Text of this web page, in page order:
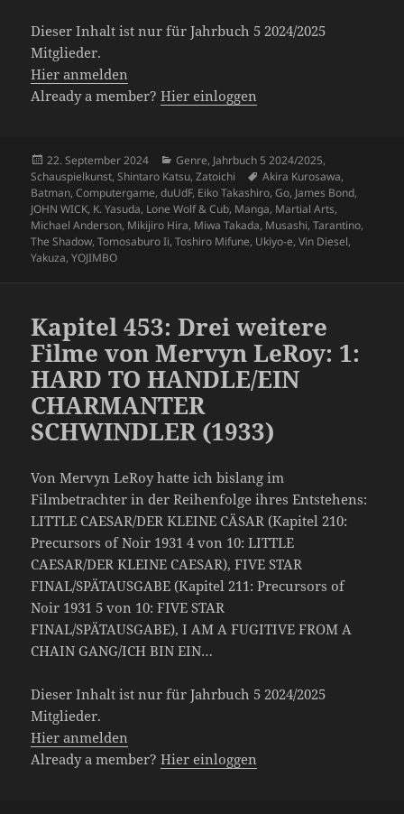
Dieser Inhalt ist nur für Jahrbuch 5 2024/2025
Mitglieder.
Hier anmelden
Already a member?Hier einloggen
Veröffentlicht
am
22. September 2024 Kategorien
Genre, Jahrbuch 5 2024/2025,
Schauspielkunst,Shintaro Katsu,Zatoichi Schlagwörter
Akira Kurosawa,
Batman,Computergame,duUdF, Eiko Takashiro,Go, James Bond,
JOHN WICK, K. Yasuda, Lone Wolf & Cub, Manga, Martial Arts,
Michael Anderson, Mikijiro Hira, Miwa Takada, Musashi,Tarantino,
The Shadow,Tomosaburo Ii,Toshiro Mifune, Ukiyo-e,Vin Diesel,
Yakuza,YOJIMBO
Kapitel 453: Drei weitere
Filme von Mervyn LeRoy: 1:
HARD TO HANDLE/EIN
CHARMANTER
SCHWINDLER (1933)
Von Mervyn LeRoy hatte ich bislang im
Filmbetrachter in der Reihenfolge ihres Entstehens:
LITTLE CAESAR/DER KLEINE CÄSAR (Kapitel 210:
Precursors of Noir 1931 4 von 10: LITTLE
CAESAR/DER KLEINE CAESAR), FIVE STAR
FINAL/SPÄTAUSGABE (Kapitel 211: Precursors of
Noir 1931 5 von 10: FIVE STAR
FINAL/SPÄTAUSGABE), I AM A FUGITIVE FROM A
CHAIN GANG/ICH BIN EIN…
Dieser Inhalt ist nur für Jahrbuch 5 2024/2025
Mitglieder.
Hier anmelden
Already a member?Hier einloggen